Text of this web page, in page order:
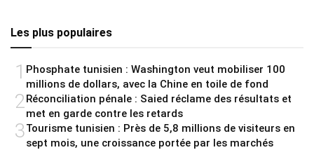
Les plus populaires
1 Phosphate tunisien : Washington veut mobiliser 100
millions de dollars, avec la Chine en toile de fond
2 Réconciliation pénale : Saied réclame des résultats et
met en garde contre les retards
3Tourisme tunisien : Près de 5,8 millions de visiteurs en
sept mois, une croissance portée par les marchés